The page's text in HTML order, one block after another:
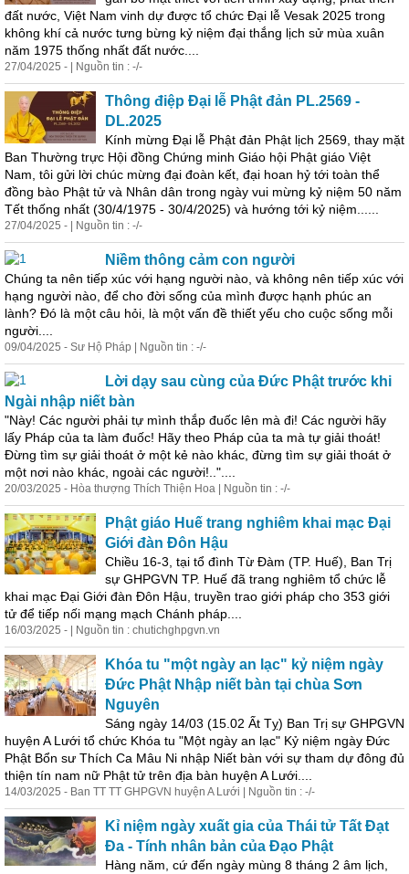
đất nước, Việt Nam vinh dự được tổ chức Đại lễ Vesak 2025 trong
không khí cả nước tưng bừng kỷ niệm đại thắng lịch sử mùa xuân
năm 1975 thống nhất đất nước....
27/04/2025 - | Nguồn tin : -/-
Thông điệp Đại lễ Phật đản PL.2569 -
DL.2025
Kính mừng Đại lễ Phật đản Phật lịch 2569, thay mặt
Ban Thường trực Hội đồng Chứng minh Giáo hội Phật giáo Việt
Nam, tôi gửi lời chúc mừng đại đoàn kết, đại hoan hỷ tới toàn thể
đồng bào Phật tử và Nhân dân trong ngày vui mừng kỷ niệm 50 năm
Tết thống nhất (30/4/1975 - 30/4/2025) và hướng tới kỷ niệm......
27/04/2025 - | Nguồn tin : -/-
Niềm thông cảm con người
Chúng ta nên tiếp xúc với hạng người nào, và không nên tiếp xúc với
hạng người nào, để cho đời sống của mình được hạnh phúc an
lành? Ðó là một câu hỏi, là một vấn đề thiết yếu cho cuộc sống mỗi
người....
09/04/2025 - Sư Hộ Pháp | Nguồn tin : -/-
Lời dạy sau cùng của Đức Phật trước khi
Ngài nhập niết bàn
"Này! Các người phải tự mình thắp đuốc lên mà đi! Các người hãy
lấy Pháp của ta làm đuốc! Hãy theo Pháp của ta mà tự giải thoát!
Ðừng tìm sự giải thoát ở một kẻ nào khác, đừng tìm sự giải thoát ở
một nơi nào khác, ngoài các người!.."....
20/03/2025 - Hòa thượng Thích Thiện Hoa | Nguồn tin : -/-
Phật giáo Huế trang nghiêm khai mạc Đại
Giới đàn Đôn Hậu
Chiều 16-3, tại tổ đình Từ Đàm (TP. Huế), Ban Trị
sự GHPGVN TP. Huế đã trang nghiêm tổ chức lễ
khai mạc Đại Giới đàn Đôn Hậu, truyền trao giới pháp cho 353 giới
tử để tiếp nối mạng mạch Chánh pháp....
16/03/2025 - | Nguồn tin : chutichghpgvn.vn
Khóa tu "một ngày an lạc" kỷ niệm ngày
Đức Phật Nhập niết bàn tại chùa Sơn
Nguyên
Sáng ngày 14/03 (15.02 Ất Tỵ) Ban Trị sự GHPGVN
huyện A Lưới tổ chức Khóa tu "Một ngày an lạc" Kỷ niệm ngày Đức
Phật Bổn sư Thích Ca Mâu Ni nhập Niết bàn với sự tham dự đông đủ
thiện tín nam nữ Phật tử trên địa bàn huyện A Lưới....
14/03/2025 - Ban TT TT GHPGVN huyện A Lưới | Nguồn tin : -/-
Kỉ niệm ngày xuất gia của Thái tử Tất Đạt
Đa - Tính nhân bản của Đạo Phật
Hàng năm, cứ đến ngày mùng 8 tháng 2 âm lịch,